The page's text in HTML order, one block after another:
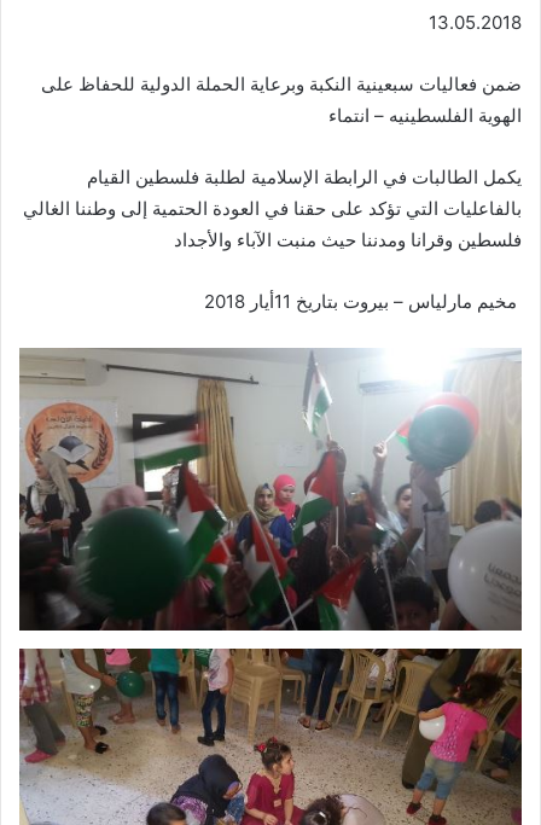
13.05.2018
ضمن فعاليات سبعينية النكبة وبرعاية الحملة الدولية للحفاظ على
الهوية الفلسطينيه – انتماء
يكمل الطالبات في الرابطة الإسلامية لطلبة فلسطين القيام
بالفاعليات التي تؤكد على حقنا في العودة الحتمية إلى وطننا الغالي
فلسطين وقرانا ومدننا حيث منبت الآباء والأجداد
مخيم مارلياس – بيروت بتاريخ 11أيار 2018